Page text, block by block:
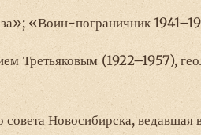
«Воин-пограничник
Третьяковым (1922–1957),
совета Новосибирска,